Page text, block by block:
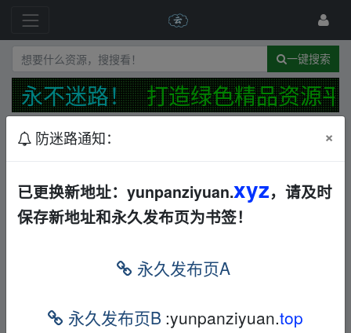
一键搜索
永不迷路！ 打造绿色精品资源平
最新 精华 发布规范
软考、Python、JAVA、小学作文、TED演讲、科
幻世界等大合集 音视频 AL
freesp 2021-10-9
其他 AL
4K高清视频素材+AE+PR模板+3600套AE预设动画
防迷路通知： ×
已更换新地址：yunpanziyuan.xyz，请及时
保存新地址和永久发布页为书签！
永久发布页A
永久发布页B :yunpanziyuan.top